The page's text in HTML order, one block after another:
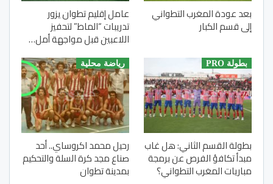
بعد عودة المغرب التطواني
إلى قسم الكبار
عامل إقليم تطوان يزور
تدريبات “الماط” لتحفيز
اللاعبين قبل مواجهة أمل…
بطولة PRO
بطولة القسم الثاني: هل غاب
مبدأ تكافؤ الفرص عن برمجة
مباريات المغرب التطواني؟
رياضة محلية
رحيل محمد اكروساي.. أحد
صناع مجد كرة السلة والتحكيم
بمدينة تطوان